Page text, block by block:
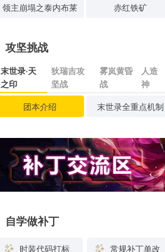
领主崩塌之泰内布莱 赤红铁矿
攻坚挑战
末世录·天
之印
狄瑞吉攻
坚战
雾岚黄昏
战
人造
神
团本介绍
末世录全重点机制
自学做补丁
时装代码打标 常规补丁单改